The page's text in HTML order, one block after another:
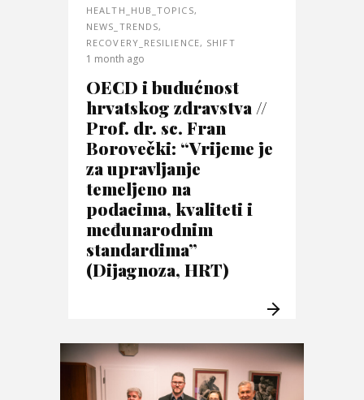
HEALTH_HUB_TOPICS,
NEWS_TRENDS,
RECOVERY_RESILIENCE, SHIFT
1 month ago
OECD i budućnost
hrvatskog zdravstva //
Prof. dr. sc. Fran
Borovečki: “Vrijeme je
za upravljanje
temeljeno na
podacima, kvaliteti i
međunarodnim
standardima”
(Dijagnoza, HRT)